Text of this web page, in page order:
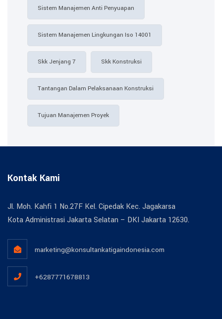
Sistem Manajemen Anti Penyuapan
Sistem Manajemen Lingkungan Iso 14001
Skk Jenjang 7 Skk Konstruksi
Tantangan Dalam Pelaksanaan Konstruksi
Tujuan Manajemen Proyek
Kontak Kami
Jl. Moh. Kahfi 1 No.27F Kel. Cipedak Kec. Jagakarsa
Kota Administrasi Jakarta Selatan – DKI Jakarta 12630.
marketing@konsultankatigaindonesia.com
+6287771678813